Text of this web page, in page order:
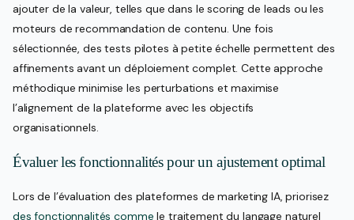
ajouter de la valeur, telles que dans le scoring de leads ou les
moteurs de recommandation de contenu. Une fois
sélectionnée, des tests pilotes à petite échelle permettent des
affinements avant un déploiement complet. Cette approche
méthodique minimise les perturbations et maximise
l’alignement de la plateforme avec les objectifs
organisationnels.
Évaluer les fonctionnalités pour un ajustement optimal
Lors de l’évaluation des plateformes de marketing IA, priorisez
des fonctionnalités comme le traitement du langage naturel